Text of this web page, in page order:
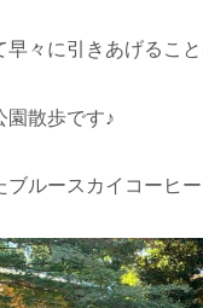
早々に引きあげること
園散歩です♪
ルースカイコーヒー